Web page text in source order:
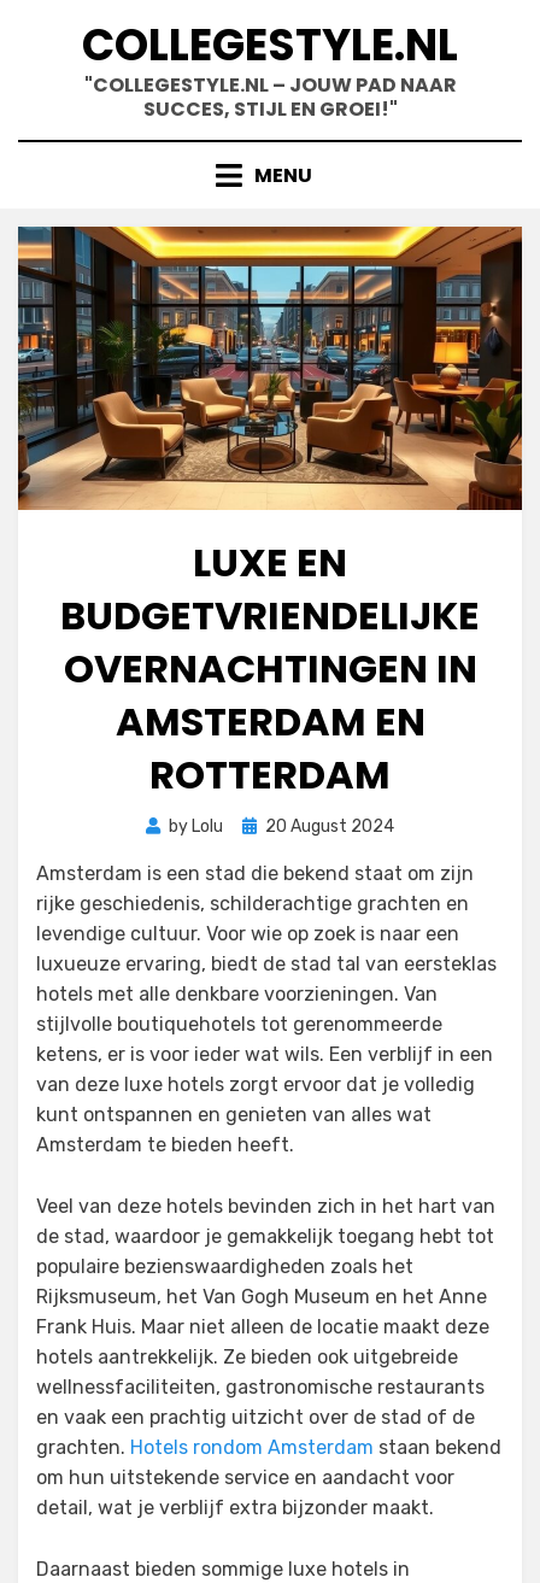
COLLEGESTYLE.NL
"COLLEGESTYLE.NL – JOUW PAD NAAR
SUCCES, STIJL EN GROEI!"
MENU
LUXE EN
BUDGETVRIENDELIJKE
OVERNACHTINGEN IN
AMSTERDAM EN
ROTTERDAM
by Lolu
Posted
20 August 2024
Amsterdam is een stad die bekend staat om zijn
rijke geschiedenis, schilderachtige grachten en
levendige cultuur. Voor wie op zoek is naar een
luxueuze ervaring, biedt de stad tal van eersteklas
hotels met alle denkbare voorzieningen. Van
stijlvolle boutiquehotels tot gerenommeerde
ketens, er is voor ieder wat wils. Een verblijf in een
van deze luxe hotels zorgt ervoor dat je volledig
kunt ontspannen en genieten van alles wat
Amsterdam te bieden heeft.
Veel van deze hotels bevinden zich in het hart van
de stad, waardoor je gemakkelijk toegang hebt tot
populaire bezienswaardigheden zoals het
Rijksmuseum, het Van Gogh Museum en het Anne
Frank Huis. Maar niet alleen de locatie maakt deze
hotels aantrekkelijk. Ze bieden ook uitgebreide
wellnessfaciliteiten, gastronomische restaurants
en vaak een prachtig uitzicht over de stad of de
grachten. Hotels rondom Amsterdam staan bekend
om hun uitstekende service en aandacht voor
detail, wat je verblijf extra bijzonder maakt.
Daarnaast bieden sommige luxe hotels in